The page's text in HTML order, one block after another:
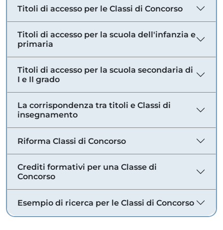
Titoli di accesso per le Classi di Concorso
Titoli di accesso per la scuola dell'infanzia e
primaria
Titoli di accesso per la scuola secondaria di
I e II grado
La corrispondenza tra titoli e Classi di
insegnamento
Riforma Classi di Concorso
Crediti formativi per una Classe di
Concorso
Esempio di ricerca per le Classi di Concorso